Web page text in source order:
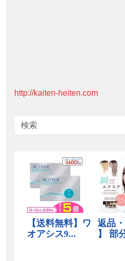
http://kaiten-heiten.com